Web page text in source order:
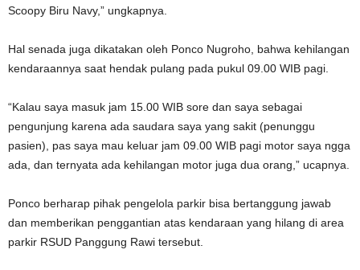
Scoopy Biru Navy,” ungkapnya.
Hal senada juga dikatakan oleh Ponco Nugroho, bahwa kehilangan
kendaraannya saat hendak pulang pada pukul 09.00 WIB pagi.
“Kalau saya masuk jam 15.00 WIB sore dan saya sebagai
pengunjung karena ada saudara saya yang sakit (penunggu
pasien), pas saya mau keluar jam 09.00 WIB pagi motor saya ngga
ada, dan ternyata ada kehilangan motor juga dua orang,” ucapnya.
Ponco berharap pihak pengelola parkir bisa bertanggung jawab
dan memberikan penggantian atas kendaraan yang hilang di area
parkir RSUD Panggung Rawi tersebut.